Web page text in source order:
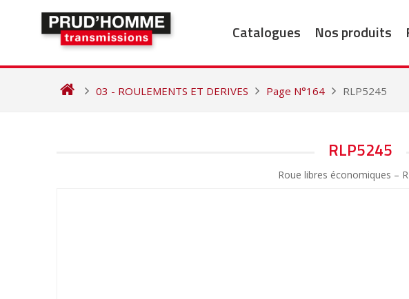
Catalogues Nos produits
03 - ROULEMENTS ET DERIVES Page N°164 RLP5245
RLP5245
Roue libres économiques –